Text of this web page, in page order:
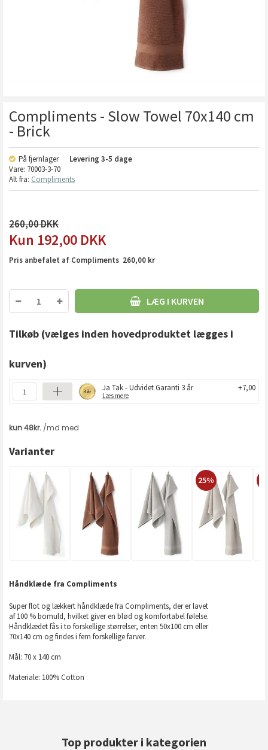
Compliments - Slow Towel 70x140 cm
- Brick
På fjernlager Levering 3-5 dage
Vare: 70003-3-70
Alt fra: Compliments
260,00
192,00 DKK
Pris anbefalet af Compliments 260,00 kr
LÆG I KURVEN
Tilkøb (vælges inden hovedproduktet lægges i
kurven)
Ja Tak - Udvidet Garanti 3 år
Læs mere
+7,00
Varianter
25%
Håndklæde fra Compliments
Super flot og lækkert håndklæde fra Compliments, der er lavet
af 100 % bomuld, hvilket giver en blød og komfortabel følelse.
Håndklædet fås i to forskellige størrelser, enten 50x100 cm eller
70x140 cm og findes i fem forskellige farver.
Mål: 70 x 140 cm
Materiale: 100% Cotton
Top produkter i kategorien